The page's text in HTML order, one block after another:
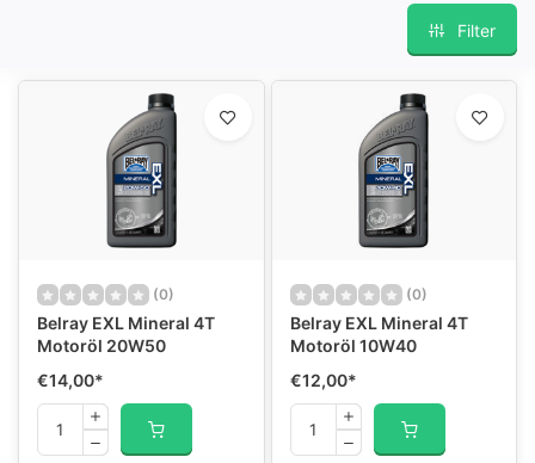
Filter
(0)
Belray EXL Mineral 4T
Motoröl 20W50
€14,00*
(0)
Belray EXL Mineral 4T
Motoröl 10W40
€12,00*